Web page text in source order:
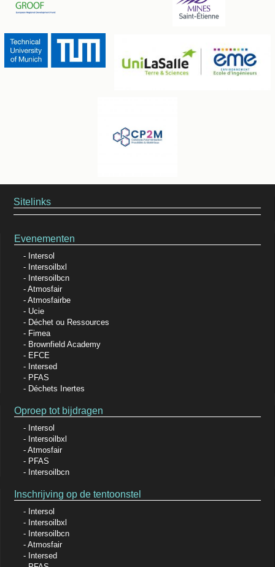
Sitelinks
Evenementen
Intersol
Intersoilbxl
Intersoilbcn
Atmosfair
Atmosfairbe
Ucie
Déchet ou Ressources
Fimea
Brownfield Academy
EFCE
Intersed
PFAS
Déchets Inertes
Oproep tot bijdragen
Intersol
Intersoilbxl
Atmosfair
PFAS
Intersoilbcn
Inschrijving op de tentoonstel
Intersol
Intersoilbxl
Intersoilbcn
Atmosfair
Intersed